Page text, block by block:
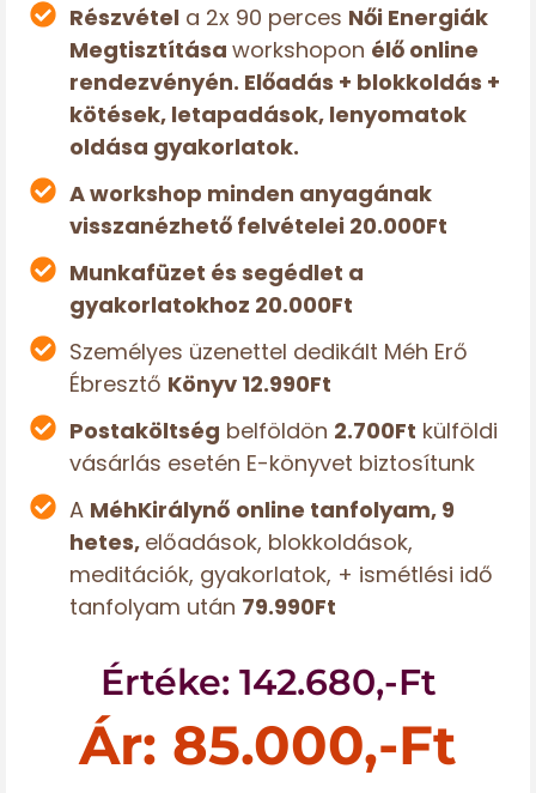
Részvétela 2x 90 perces Női Energiák
Megtisztítása workshopon élő online
rendezvényén. Előadás + blokkoldás +
kötések, letapadások, lenyomatok
oldása gyakorlatok.
A workshop minden anyagának
visszanézhető felvételei 20.000Ft
Munkafüzet és segédlet a
gyakorlatokhoz 20.000Ft
Személyes üzenettel dedikált Méh Erő
Ébresztő Könyv 12.990Ft
Postaköltség belföldön 2.700Ft külföldi
vásárlás esetén E-könyvet biztosítunk
A MéhKirálynő online tanfolyam, 9
hetes, előadások, blokkoldások,
meditációk, gyakorlatok, + ismétlési idő
tanfolyam után 79.990Ft
Értéke: 142.680,-Ft
Ár: 85.000,-Ft